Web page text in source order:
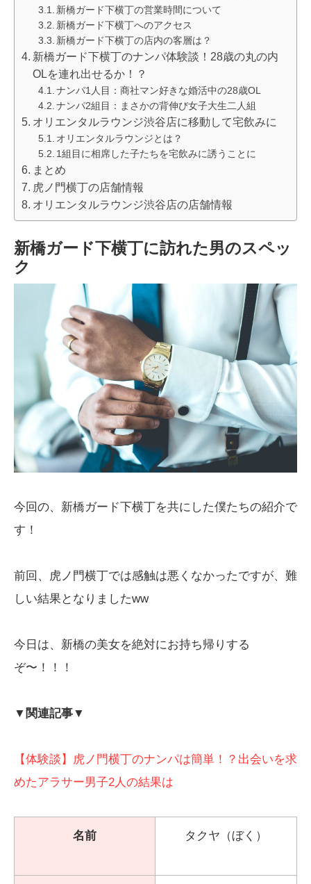
新橋ガード下横丁の営業時間について
新橋ガード下横丁へのアクセス
新橋ガード下横丁の店内の客層は？
新橋ガード下横丁のナンパ体験談！28歳の丸の内
OLを連れ出せるか！？
ナンパ1人目：商社マン好きな婚活中の28歳OL
ナンパ2組目：まさかの背伸び女子大生二人組
オリエンタルラウンジ渋谷店に移動して宅飲みに
オリエンタルラウンジとは？
1組目に相席した子たちを宅飲みに誘うことに
まとめ
虎ノ門横丁の店舗情報
オリエンタルラウンジ渋谷店の店舗情報
新橋ガード下横丁に訪れた男のスペッ
ク
今回の、新橋ガード下横丁を共にした僕たちの紹介で
す！
前回、虎ノ門横丁では感触は悪くなかったですが、難
しい結果となりましたww
今日は、新橋の美女を絶対にお持ち帰りする
ぞ〜！！！
▼関連記事▼
【体験談】虎ノ門横丁のナンパは簡単！？出会いを求
めたアラサー男子2人の結果は
名前 タクヤ（ぼく）